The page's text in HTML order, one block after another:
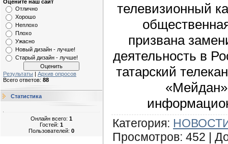
Оцените наш сайт
Отлично
Хорошо
Неплохо
Плохо
Ужасно
Новый дизайн - лучше!
Старый дизайн - лучше!
Результаты | Архив опросов
Всего ответов: 88
Статистика
Онлайн всего: 1
Гостей: 1
Пользователей: 0
телевизионный
призвана
деятельность в
татарский
Категория:
Просмотров: 452 |